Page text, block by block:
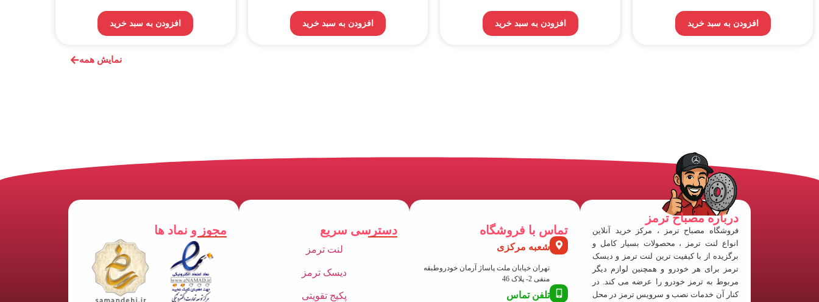
نمایش همه
افزودن به سبد خرید افزودن به سبد خرید افزودن به سبد خرید افزودن به سبد خرید
درباره مصباح ترمز
فروشگاه مصباح ترمز ، مرکز خرید آنلاین
انواع لنت ترمز ، محصولات بسیار کامل و
برگزیده از با کیفیت ترین لنت ترمز و دیسک
ترمز برای هر خودرو و همچنین لوازم دیگر
مربوط به ترمز خودرو را عرضه می کند. در
کنار آن خدمات نصب و سرویس ترمز در محل
تماس با فروشگاه
شعبه مرکزی
تهران خیابان ملت پاساژ آرمان خودروطبقه
منفی 2- پلاک 46
تلفن تماس
دسترسی سریع
لنت ترمز
دیسک ترمز
پکیج تقویتی
مجوز و نماد ها